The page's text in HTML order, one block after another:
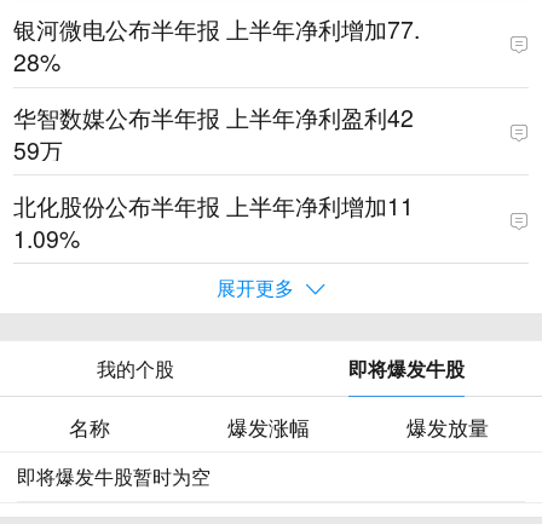
银河微电公布半年报 上半年净利增加77.
28%
华智数媒公布半年报 上半年净利盈利42
59万
北化股份公布半年报 上半年净利增加11
1.09%
展开更多
我的个股 即将爆发牛股
名称 爆发涨幅 爆发放量
即将爆发牛股暂时为空